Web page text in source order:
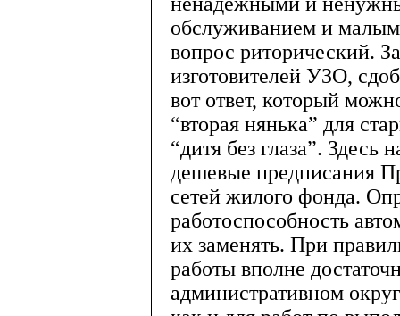
обслуживанием и
вопрос риторический.
изготовителей УЗО,
вот ответ, который
“вторая нянька” для
“дитя без глаза”. Здесь
дешевые предписания
сетей жилого фонда.
работоспособность
их заменять. При
работы вполне
административном